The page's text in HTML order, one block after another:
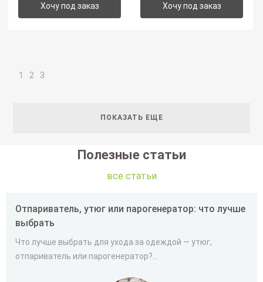
Хочу под заказ Хочу под заказ
1 2 3
ПОКАЗАТЬ ЕЩЕ
Полезные статьи
все статьи
Отпариватель, утюг или парогенератор: что лучше
выбрать
Что лучше выбрать для ухода за одеждой — утюг,
отпариватель или парогенератор?...